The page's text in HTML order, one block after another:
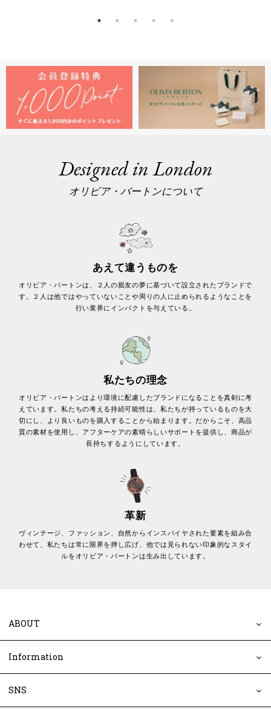
Designed in London
オリビア・バートンについて
あえて違うものを
オリビア・バートンは、２人の親友の夢に基づいて設立されたブランドで
す。２人は他ではやっていないことや周りの人に止められるようなことを
行い業界にインパクトを与えている。
私たちの理念
オリビア・バートンはより環境に配慮したブランドになることを真剣に考
えています。私たちの考える持続可能性は、私たちが持っているものを大
切にし、より良いものを購入することから始まります。だからこそ、高品
質の素材を使用し、アフターケアの素晴らしいサポートを提供し、商品が
長持ちするようにしています。
革新
ヴィンテージ、ファッション、自然からインスパイヤされた要素を組み合
わせて、私たちは常に限界を押し広げ、他では見られない印象的なスタイ
ルをオリビア・バートンは生み出しています。
ABOUT
Information
SNS